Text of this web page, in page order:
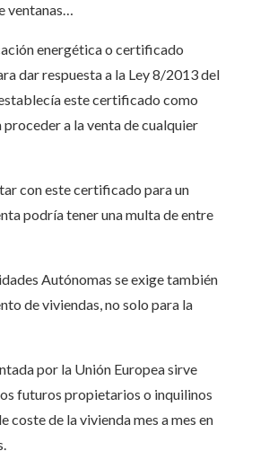
ventanas…
energética o certificado
dar respuesta a la Ley 8/2013 del
este certificado como
a la venta de cualquier
con este certificado para un
podría tener una multa de entre
Autónomas se exige también
de viviendas, no solo para la
por la Unión Europea sirve
futuros propietarios o inquilinos
coste de la vivienda mes a mes en